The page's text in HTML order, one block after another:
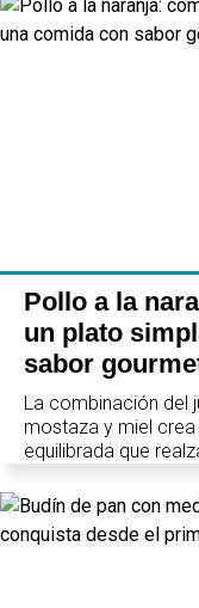
Pollo a la
un plato
sabor
La combinación del
mostaza y miel
equilibrada que